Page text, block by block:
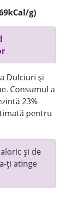
g)
Dulciuri și
Consumul a
23%
pentru
și de
ți atinge